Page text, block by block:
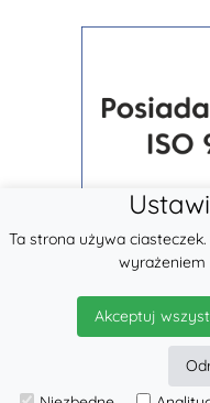
Ta strona używa
wyrażeniem
Akceptuj